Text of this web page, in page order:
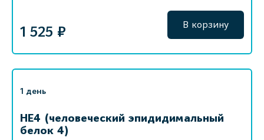
1 525 ₽ В корзину
1 день
HE4 (человеческий эпидидимальный
белок 4)